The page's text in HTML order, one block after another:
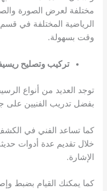
مختلفة لعرض الصورة
الرياضية المختلفة في
وقت بسهولة.
تركيب وتصليح
توجد العديد من أنواع
بفضل تدريب الفنيين على
كما تساعد الفني في
خلال تقديم عدة أدوات
الإشارة.
كما يمكنك القيام بضبط